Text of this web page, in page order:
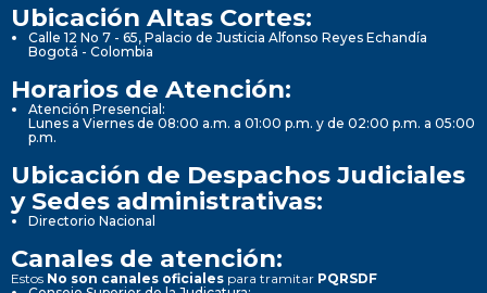
Ubicación Altas Cortes:
Calle 12 No 7 - 65, Palacio de Justicia Alfonso Reyes Echandía
Bogotá - Colombia
Horarios de Atención:
Atención Presencial:
Lunes a Viernes de 08:00 a.m. a 01:00 p.m. y de 02:00 p.m. a 05:00
p.m.
Ubicación de Despachos Judiciales
y Sedes administrativas:
Directorio Nacional
Canales de atención:
Estos No son canales oficiales para tramitar PQRSDF